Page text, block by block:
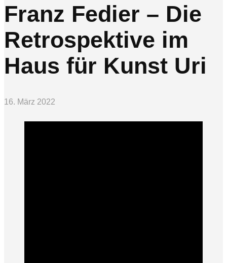
Franz Fedier – Die
Retrospektive im
Haus für Kunst Uri
16. März 2022